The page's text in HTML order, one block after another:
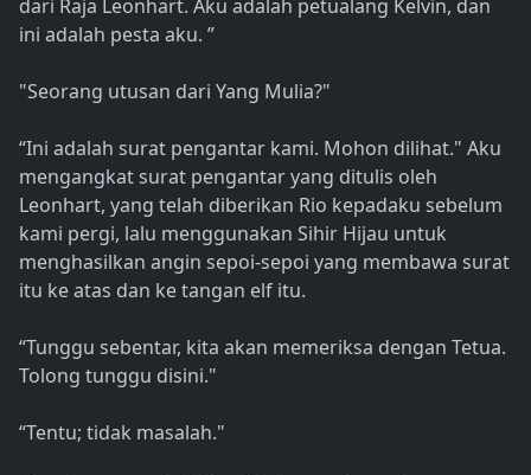
dari Raja Leonhart. Aku adalah petualang Kelvin, dan
ini adalah pesta aku. ”
"Seorang utusan dari Yang Mulia?"
“Ini adalah surat pengantar kami. Mohon dilihat." Aku
mengangkat surat pengantar yang ditulis oleh
Leonhart, yang telah diberikan Rio kepadaku sebelum
kami pergi, lalu menggunakan Sihir Hijau untuk
menghasilkan angin sepoi-sepoi yang membawa surat
itu ke atas dan ke tangan elf itu.
“Tunggu sebentar, kita akan memeriksa dengan Tetua.
Tolong tunggu disini."
“Tentu; tidak masalah."